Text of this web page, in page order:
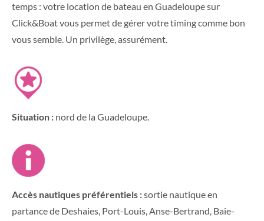
temps : votre location de bateau en Guadeloupe sur
Click&Boat vous permet de gérer votre timing comme bon
vous semble. Un privilège, assurément.
Situation : nord de la Guadeloupe.
Accès nautiques préférentiels :sortie nautique en
partance de Deshaies, Port-Louis, Anse-Bertrand, Baie-